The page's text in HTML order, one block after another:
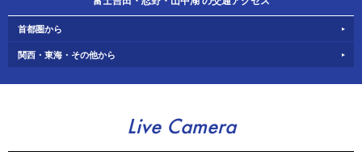
首都圏から
関西・東海・その他から
Live Camera